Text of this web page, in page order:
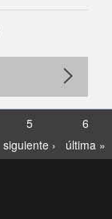
5
6
siguiente › última »